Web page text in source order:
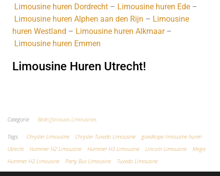
Limousine huren Dordrecht – Limousine huren Ede –
Limousine huren Alphen aan den Rijn – Limousine
huren Westland – Limousine huren Alkmaar–
Limousine huren Emmen
Limousine Huren Utrecht!
Categorie Bedrijfsnieuws Limousines
Tags Chrysler Limousine Chrysler Tuxedo Limousine
goedkope limousine huren
Utrecht
Hummer H2 Limousine Hummer H3 Limousine Lincoln Limousine
Mega
Hummer H2 Limousine
Party Bus Limousine Tuxedo Limousine